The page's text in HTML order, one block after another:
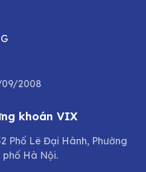
09/2008
khoán VIX
Phố Lê Đại Hành, Phường
phố Hà Nội.